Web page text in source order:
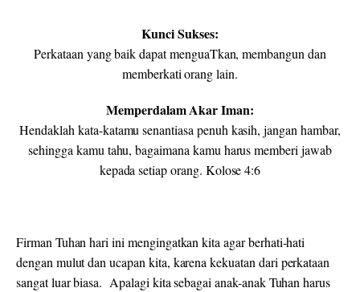
Kunci Sukses:
Perkataan yang baik dapat menguaTkan, membangun dan
memberkati orang lain.
Memperdalam Akar Iman:
Hendaklah kata-katamu senantiasa penuh kasih, jangan hambar,
sehingga kamu tahu, bagaimana kamu harus memberi jawab
kepada setiap orang. Kolose 4:6
Firman Tuhan hari ini mengingatkan kita agar berhati-hati
dengan mulut dan ucapan kita, karena kekuatan dari perkataan
sangat luar biasa. Apalagi kita sebagai anak-anak Tuhan harus